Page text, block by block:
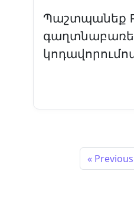
Պաշտպանեք
« Previous